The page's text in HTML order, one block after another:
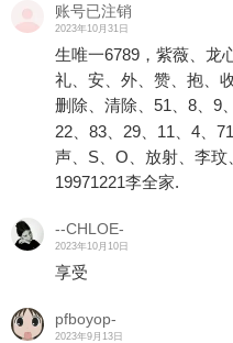
账号已注销
2023年10月31日
生唯一6789，紫薇、龙
礼、安、外、赞、抱、
删除、清除、51、8、9
22、83、29、11、4、
声、S、O、放射、李
19971221李全家.
--CHLOE-
2023年10月10日
享受
pfboyop-
2023年9月13日